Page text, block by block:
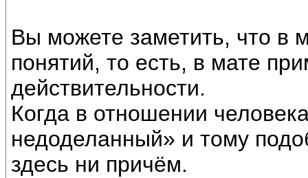
Вы можете заметить, что в
понятий, то есть, в мате
действительности.
Когда в отношении
недоделанный» и тому
здесь ни причём.